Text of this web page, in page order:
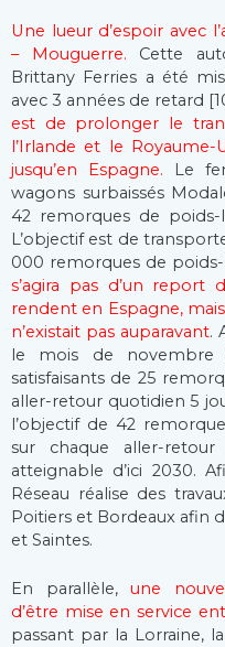
Une lueur d’espoir avec
– Mouguerre. Cette
Brittany Ferries a été
avec 3 années de retard
est de prolonger le
l’Irlande et le
jusqu’en Espagne. Le
wagons surbaissés
42 remorques de
L’objectif est de
000 remorques de poids-
s’agira pas d’un report
rendent en Espagne,
n’existait pas auparavant.
le mois de novembre
satisfaisants de 25
aller-retour quotidien 5
l’objectif de 42
sur chaque aller-
atteignable d’ici 2030.
Réseau réalise des
Poitiers et Bordeaux afin
et Saintes.
En parallèle,une
d’être mise en service
passant par la Lorraine,